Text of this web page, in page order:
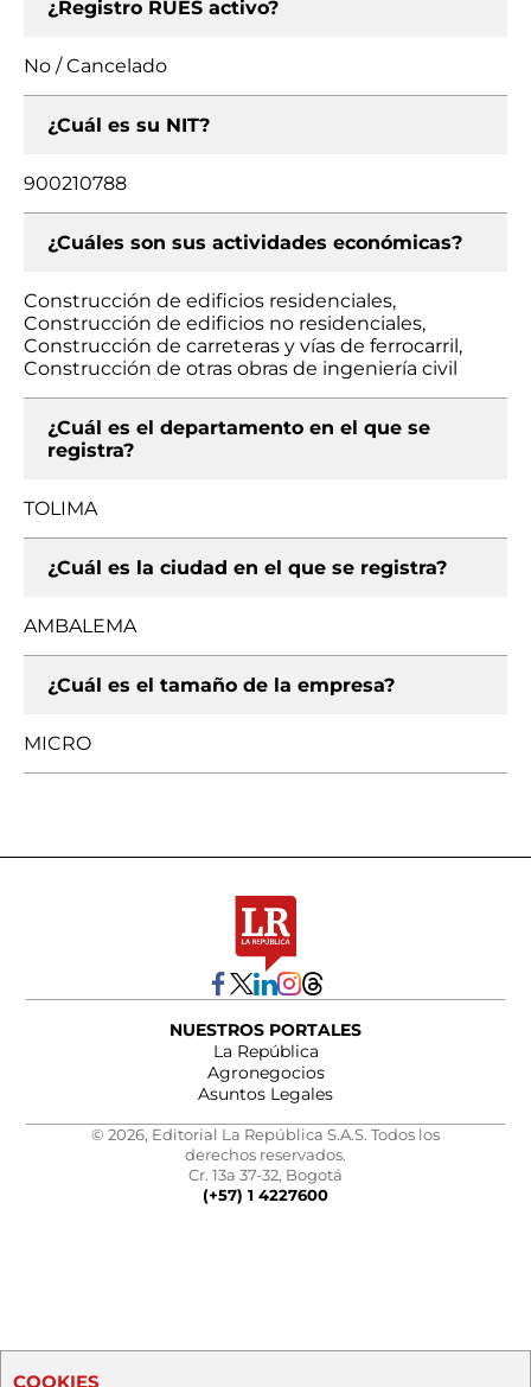
¿Registro RUES activo?
No / Cancelado
¿Cuál es su NIT?
900210788
¿Cuáles son sus actividades económicas?
Construcción de edificios residenciales,
Construcción de edificios no residenciales,
Construcción de carreteras y vías de ferrocarril,
Construcción de otras obras de ingeniería civil
¿Cuál es el departamento en el que se
registra?
TOLIMA
¿Cuál es la ciudad en el que se registra?
AMBALEMA
¿Cuál es el tamaño de la empresa?
MICRO
NUESTROS PORTALES
La República
Agronegocios
Asuntos Legales
© 2026, Editorial La República S.A.S. Todos los
derechos reservados.
Cr. 13a 37-32, Bogotá
(+57) 1 4227600
COOKIES